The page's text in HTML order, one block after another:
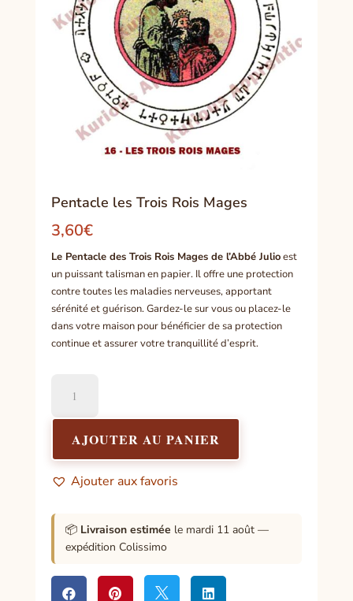
Pentacle les Trois Rois Mages
3,60€
Le Pentacle des Trois Rois Mages de l’Abbé Julioest
un puissant talisman en papier. Il offre une protection
contre toutes les maladies nerveuses, apportant
sérénité et guérison. Gardez-le sur vous ou placez-le
dans votre maison pour bénéficier de sa protection
continue et assurer votre tranquillité d’esprit.
Pentacle
Rois
Mages
AJOUTER AU PANIER
Ajouter aux favoris
📦 Livraison estimée le mardi 11 août —
expédition Colissimo
   